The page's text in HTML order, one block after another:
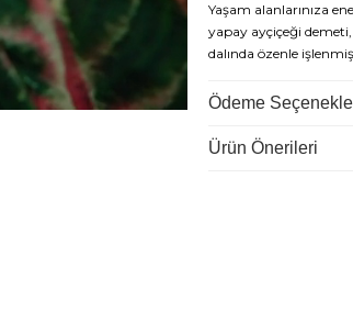
Yaşam alanlarınıza
yapay ayçiçeği demeti,
dalında özenle
Özellikle mutfak
Ödeme
Ürün Önerileri